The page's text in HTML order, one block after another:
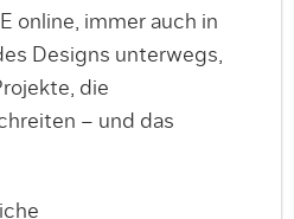
online, immer auch in
Designs unterwegs,
die
– und das